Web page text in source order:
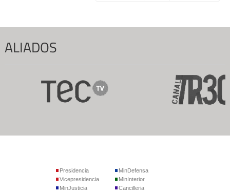
ALIADOS
Presidencia
Vicepresidencia
MinJusticia
MinDefensa
MinInterior
Cancilleria